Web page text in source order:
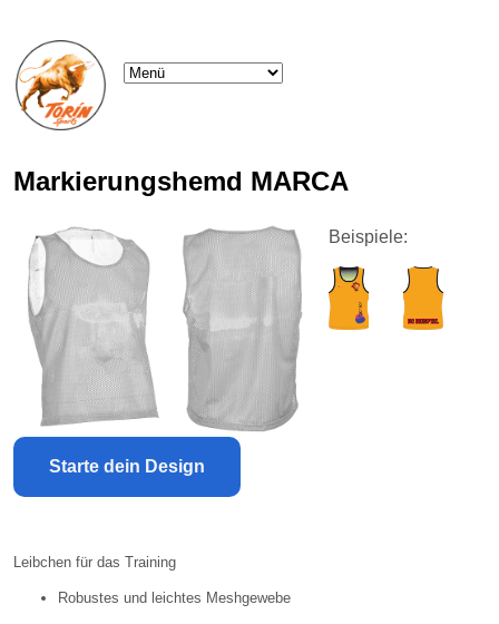
Markierungshemd MARCA
Beispiele:
Starte dein Design
Leibchen für das Training
Robustes und leichtes Meshgewebe